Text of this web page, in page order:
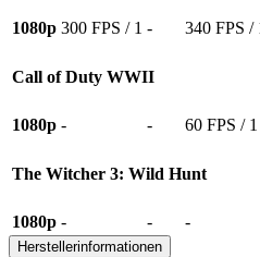
1080p 300 FPS / 1 - 340 FPS /
Call of Duty WWII
1080p - - 60 FPS / 1
The Witcher 3: Wild Hunt
1080p - - -
Herstellerinformationen